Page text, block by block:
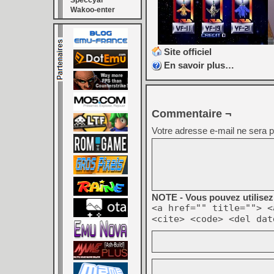
Wakoo-enter
Site officiel
En savoir plus…
Commentaire ¬
Votre adresse e-mail ne sera
NOTE - Vous pouvez
<a href="" title="">
<cite> <code> <del